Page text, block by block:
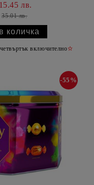
15.45 лв.
35.01 лв.
включително✫
-55%